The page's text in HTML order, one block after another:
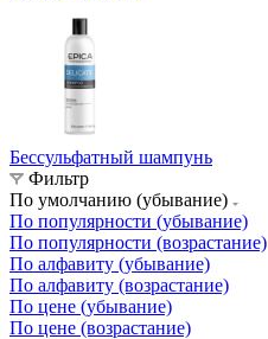
Бессульфатный шампунь
Фильтр
По умолчанию (убывание)
По популярности (убывание)
По популярности (возрастание)
По алфавиту (убывание)
По алфавиту (возрастание)
По цене (убывание)
По цене (возрастание)